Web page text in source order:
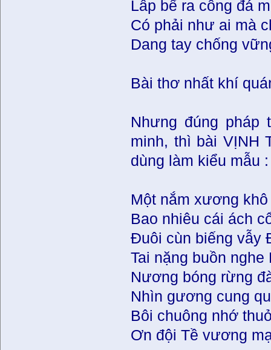
Lấp bể ra công đá
Có phải như ai mà
Dang tay chống
Bài thơ nhất khí
Nhưng đúng pháp
minh, thì bài VỊNH
dùng làm kiểu mẫu :
Một nắm xương
Bao nhiêu cái ách
Ðuôi cùn biếng vẫy
Tai nặng buồn
Nương bóng rừng
Nhìn gương cung
Bôi chuông nhớ
Ơn đội Tề vương